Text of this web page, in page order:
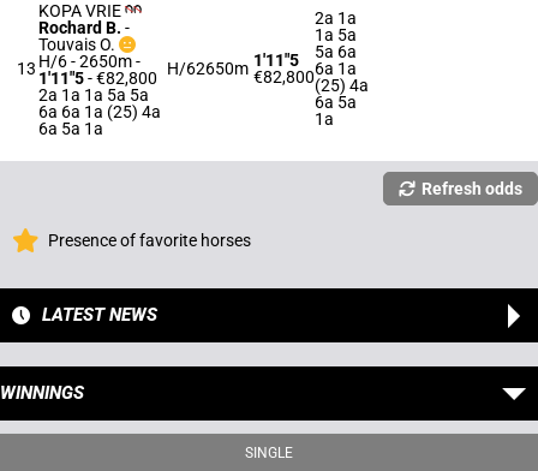
13
KOPA VRIE
Rochard B. -
Touvais O.
H/6 - 2650m-
1'11"5- €82,800
2a 1a 1a 5a 5a
6a 6a 1a (25) 4a
6a 5a 1a
H/62650m 1'11"5
€82,800
2a 1a
1a 5a
5a 6a
6a 1a
(25) 4a
6a 5a
1a
Refresh odds
Presence of favorite horses
LATEST NEWS
WINNINGS
SINGLE